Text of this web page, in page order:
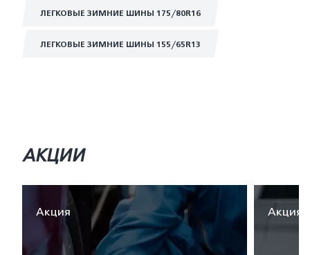
ЛЕГКОВЫЕ ЗИМНИЕ ШИНЫ 175/80R16
ЛЕГКОВЫЕ ЗИМНИЕ ШИНЫ 155/65R13
АКЦИИ
Акция Акция